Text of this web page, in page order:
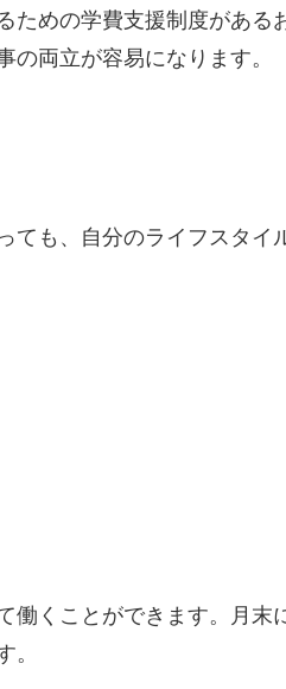
ための学費支援制度がある
両立が容易になります。
ても、自分のライフスタイ
働くことができます。月末
。